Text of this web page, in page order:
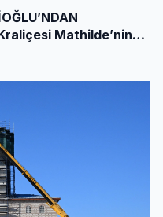
Mathilde’nin